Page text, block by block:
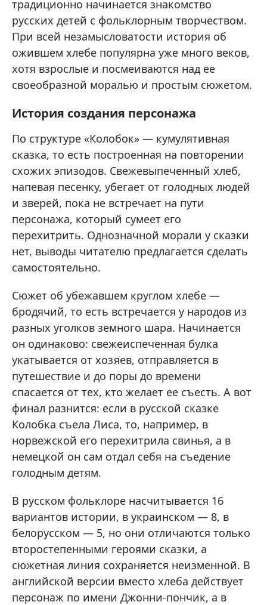
традиционно начинается знакомство
русских детей с фольклорным творчеством.
При всей незамысловатости история об
ожившем хлебе популярна уже много веков,
хотя взрослые и посмеиваются над ее
своеобразной моралью и простым сюжетом.
История создания персонажа
По структуре «Колобок» — кумулятивная
сказка, то есть построенная на повторении
схожих эпизодов. Свежевыпеченный хлеб,
напевая песенку, убегает от голодных людей
и зверей, пока не встречает на пути
персонажа, который сумеет его
перехитрить. Однозначной морали у сказки
нет, выводы читателю предлагается сделать
самостоятельно.
Сюжет об убежавшем круглом хлебе —
бродячий, то есть встречается у народов из
разных уголков земного шара. Начинается
он одинаково: свежеиспеченная булка
укатывается от хозяев, отправляется в
путешествие и до поры до времени
спасается от тех, кто желает ее съесть. А вот
финал разнится: если в русской сказке
Колобка съела Лиса, то, например, в
норвежской его перехитрила свинья, а в
немецкой он сам отдал себя на съедение
голодным детям.
В русском фольклоре насчитывается 16
вариантов истории, в украинском — 8, в
белорусском — 5, но они отличаются только
второстепенными героями сказки, а
сюжетная линия сохраняется неизменной. В
английской версии вместо хлеба действует
персонаж по имени Джонни-пончик, а в